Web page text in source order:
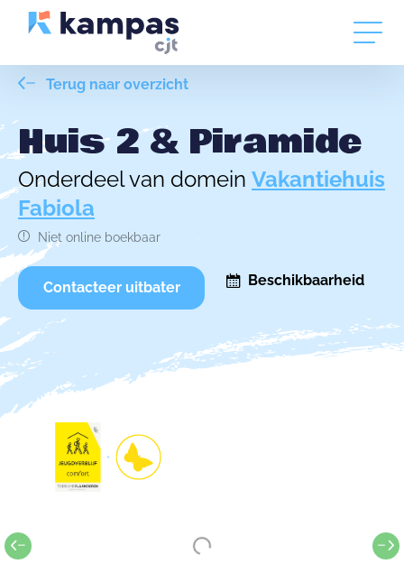
Terug naar overzicht
Huis 2 & Piramide
Onderdeel van domein Vakantiehuis
Fabiola
Niet online boekbaar
Contacteer uitbater Beschikbaarheid